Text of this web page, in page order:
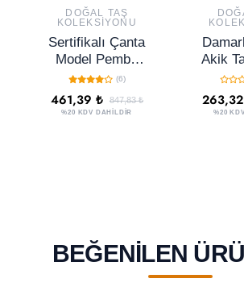
DOĞAL TAŞ
KOLEKSIYONU
Sertifikalı Çanta
Model Pembe
Akik Taşı Kolye
(6)
461,39 ₺ 847,83 ₺
%20 KDV DAHİLDİR
Akik
%20
BEĞENILEN